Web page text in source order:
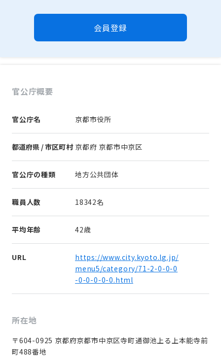
会員登録
官公庁概要
官公庁名 京都市役所
都道府県 / 市区町村 京都府 京都市中京区
官公庁の種類 地方公共団体
職員人数 18342名
平均年齢 42歳
URL
https://www.city.kyoto.lg.jp/
menu5/category/71-2-0-0-0
-0-0-0-0-0.html
所在地
〒604-0925 京都府京都市中京区寺町通御池上る上本能寺前
町488番地